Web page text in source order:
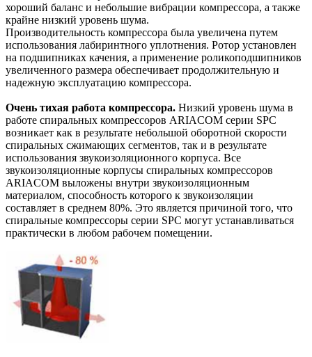
хороший баланс и небольшие вибрации компрессора, а также
крайне низкий уровень шума.
Производительность компрессора была увеличена путем
использования лабиринтного уплотнения. Ротор установлен
на подшипниках качения, а применение роликоподшипников
увеличенного размера обеспечивает продолжительную и
надежную эксплуатацию компрессора.
Очень тихая работа компрессора. Низкий уровень шума в
работе спиральных компрессоров ARIACOM серии SPC
возникает как в результате небольшой оборотной скорости
спиральных сжимающих сегментов, так и в результате
использования звукоизоляционного корпуса. Все
звукоизоляционные корпусы спиральных компрессоров
ARIACOM выложены внутри звукоизоляционным
материалом, способность которого к звукоизоляции
составляет в среднем 80%. Это является причиной того, что
спиральные компрессоры серии SPC могут устанавливаться
практически в любом рабочем помещении.